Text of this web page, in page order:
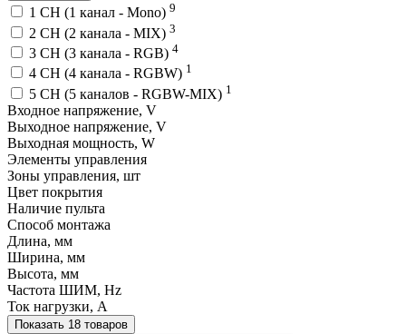
1 CH (1 канал - Mono) 9
2 CH (2 канала - MIX) 3
3 CH (3 канала - RGB) 4
4 CH (4 канала - RGBW) 1
5 CH (5 каналов - RGBW-MIX) 1
Входное напряжение, V
Выходное напряжение, V
Выходная мощность, W
Элементы управления
Зоны управления, шт
Цвет покрытия
Наличие пульта
Способ монтажа
Длина, мм
Ширина, мм
Высота, мм
Частота ШИМ, Hz
Ток нагрузки, A
Показать 18 товаров